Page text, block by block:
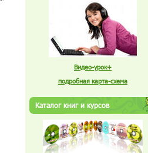
Видео-урок+
подробная карта-схема
Каталог книг и курсов